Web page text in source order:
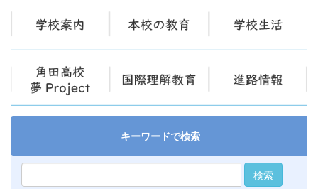
キーワードで検索
検索